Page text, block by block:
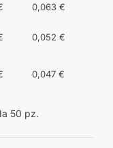
0,063 €
0,052 €
0,047 €
50 pz.